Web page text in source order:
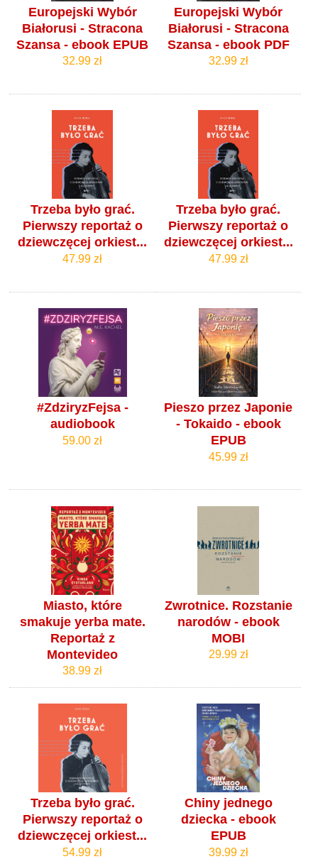
Europejski Wybór
Białorusi - Stracona
Szansa - ebook EPUB
32.99 zł
Europejski Wybór
Białorusi - Stracona
Szansa - ebook PDF
32.99 zł
Trzeba było grać.
Pierwszy reportaż o
dziewczęcej orkiest...
47.99 zł
Trzeba było grać.
Pierwszy reportaż o
dziewczęcej orkiest...
47.99 zł
#ZdziryzFejsa -
audiobook
59.00 zł
Pieszo przez Japonie
- Tokaido - ebook
EPUB
45.99 zł
Miasto, które
smakuje yerba mate.
Reportaż z
Montevideo
38.99 zł
Zwrotnice. Rozstanie
narodów - ebook
MOBI
29.99 zł
Trzeba było grać.
Pierwszy reportaż o
dziewczęcej orkiest...
54.99 zł
Chiny jednego
dziecka - ebook
EPUB
39.99 zł